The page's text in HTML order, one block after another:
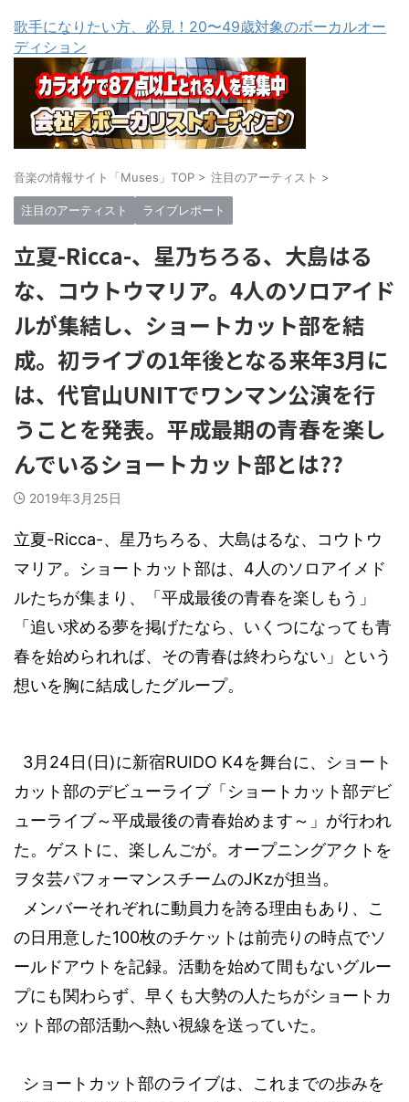
歌手になりたい方、必見！20〜49歳対象のボーカルオー
ディション
音楽の情報サイト「Muses」TOP > 注目のアーティスト >
注目のアーティスト ライブレポート
立夏-Ricca-、星乃ちろる、大島はる
な、コウトウマリア。4人のソロアイド
ルが集結し、ショートカット部を結
成。初ライブの1年後となる来年3月に
は、代官山UNITでワンマン公演を行
うことを発表。平成最期の青春を楽し
んでいるショートカット部とは??
2019年3月25日
立夏 -Ricca-、星乃ちろる、大島はるな、コウトウ
マリア。ショートカット部は、 4 人のソロアイメド
ルたちが集まり、「平成最後の青春を楽しもう」
「追い求める夢を掲げたなら、いくつになっても青
春を始められれば、その青春は終わらない」という
想いを胸に結成したグループ。
3月 24 日 ( 日 )に新宿RUIDO K4を舞台に、ショート
カット部のデビューライブ「ショートカット部デビ
ューライブ～平成最後の青春始めます～」が行われ
た。ゲストに、楽しんごが。オープニングアクトを
ヲタ芸パフォーマンスチームのJKzが担当。
メンバーそれぞれに動員力を誇る理由もあり、こ
の日用意した100枚のチケットは前売りの時点でソ
ールドアウトを記録。活動を始めて間もないグルー
プにも関わらず、早くも大勢の人たちがショートカ
ット部の部活動へ熱い視線を送っていた。
ショートカット部のライブは、これまでの歩みを